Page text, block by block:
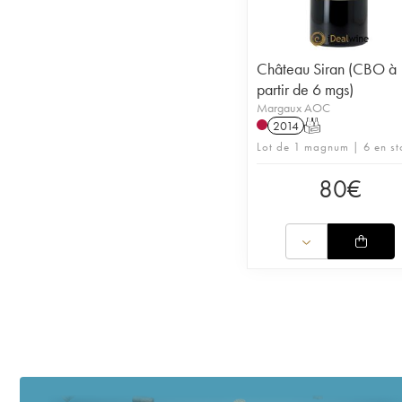
Château Siran (CBO à
partir de 6 mgs)
Margaux AOC
2014 T
Lot de 1 magnum | 6 en
80€